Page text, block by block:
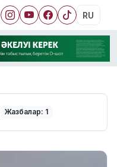
RU
Жазбалар: 1